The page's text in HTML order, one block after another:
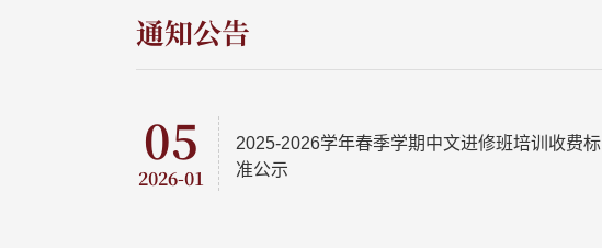
通知公告
05
2026-01
2025-2026学年春季学期中文进修班培训收费标
准公示